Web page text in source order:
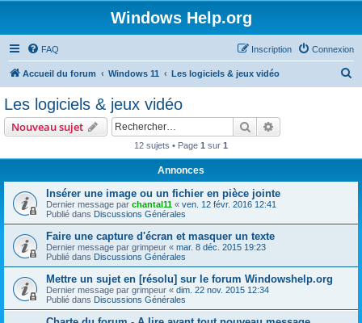
Windows Help.org
FAQ Connexion
Inscription
Accueil du forum Windows 11 Les logiciels & jeux vidéo
e
Les logiciels & jeux vidéo
Nouveau sujet Rechercher
12 sujets • Page 1 sur 1
Annonces
Insérer une image ou un fichier en pièce jointe
Dernier message par chantal11 « ven. 12 févr. 2016 12:41
Publié dans Discussions Générales
Faire une capture d'écran et masquer un texte
Dernier message par grimpeur « mar. 8 déc. 2015 19:23
Publié dans Discussions Générales
Mettre un sujet en [résolu] sur le forum Windowshelp.org
Dernier message par grimpeur « dim. 22 nov. 2015 12:34
Publié dans Discussions Générales